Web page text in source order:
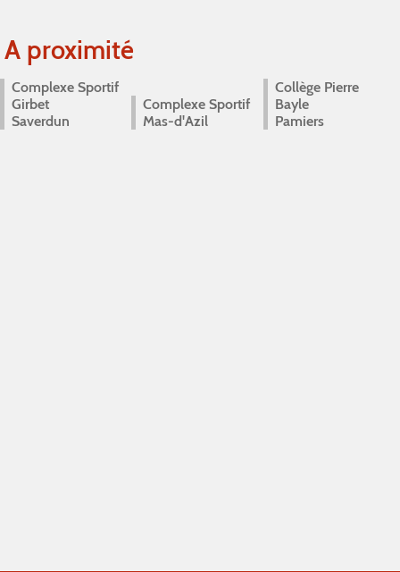
A proximité
Complexe Sportif
Girbet
Saverdun
Complexe Sportif
Mas-d'Azil
Collège Pierre
Bayle
Pamiers